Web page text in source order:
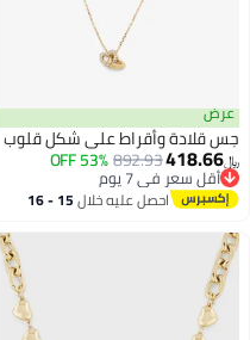
عرض
جس قلادة وأقراط على شكل قلوب
﷼‏418.66
892.93
53% OFF
أقل سعر في 7 يوم
أقل سعر في 7 يوماحصل عليه خلال 15 - 16